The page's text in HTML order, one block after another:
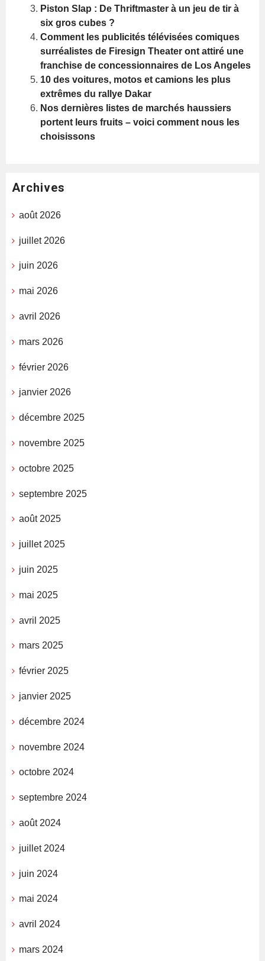
Piston Slap : De Thriftmaster à un jeu de tir à
six gros cubes ?
Comment les publicités télévisées comiques
surréalistes de Firesign Theater ont attiré une
franchise de concessionnaires de Los Angeles
10 des voitures, motos et camions les plus
extrêmes du rallye Dakar
Nos dernières listes de marchés haussiers
portent leurs fruits – voici comment nous les
choisissons
Archives
août 2026
juillet 2026
juin 2026
mai 2026
avril 2026
mars 2026
février 2026
janvier 2026
décembre 2025
novembre 2025
octobre 2025
septembre 2025
août 2025
juillet 2025
juin 2025
mai 2025
avril 2025
mars 2025
février 2025
janvier 2025
décembre 2024
novembre 2024
octobre 2024
septembre 2024
août 2024
juillet 2024
juin 2024
mai 2024
avril 2024
mars 2024